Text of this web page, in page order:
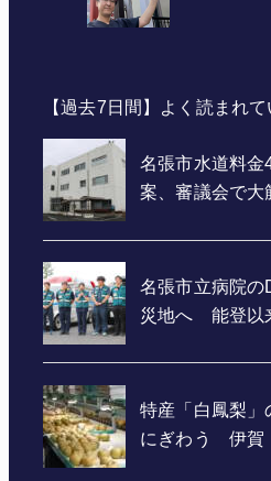
【過去7日間】よく読まれ